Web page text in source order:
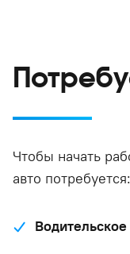
Чтобы начать
авто потребуется: